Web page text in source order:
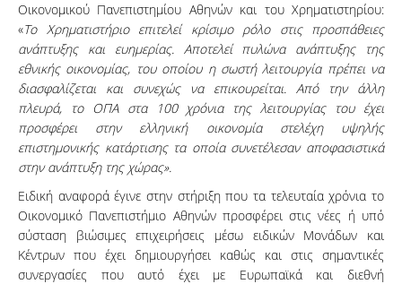
Οικονομικού Πανεπιστημίου Αθηνών και του Χρηματιστηρίου:
«Το Χρηματιστήριο επιτελεί κρίσιμο ρόλο στις προσπάθειες
ανάπτυξης και ευημερίας. Αποτελεί πυλώνα ανάπτυξης της
εθνικής οικονομίας, του οποίου η σωστή λειτουργία πρέπει να
διασφαλίζεται και συνεχώς να επικουρείται. Από την άλλη
πλευρά, το ΟΠΑ στα 100 χρόνια της λειτουργίας του έχει
προσφέρει στην ελληνική οικονομία στελέχη υψηλής
επιστημονικής κατάρτισης τα οποία συνετέλεσαν αποφασιστικά
στην ανάπτυξη της χώρας».
Ειδική αναφορά έγινε στην στήριξη που τα τελευταία χρόνια το
Οικονομικό Πανεπιστήμιο Αθηνών προσφέρει στις νέες ή υπό
σύσταση βιώσιμες επιχειρήσεις μέσω ειδικών Μονάδων και
Κέντρων που έχει δημιουργήσει καθώς και στις σημαντικές
συνεργασίες που αυτό έχει με Ευρωπαϊκά και διεθνή